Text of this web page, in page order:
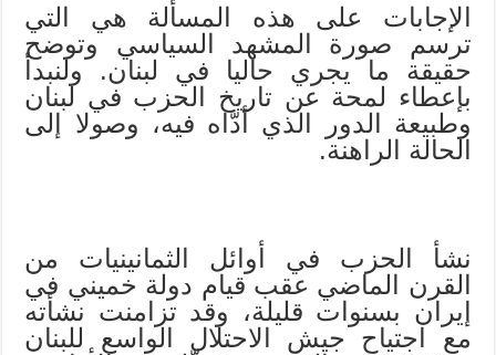
الإجابات على هذه المسألة هي التي
ترسم صورة المشهد السياسي وتوضح
حقيقة ما يجري حاليا في لبنان. ولنبدأ
بإعطاء لمحة عن تاريخ الحزب في لبنان
وطبيعة الدور الذي أدّاه فيه، وصولا إلى
الحالة الراهنة.
نشأ الحزب في أوائل الثمانينيات من
القرن الماضي عقب قيام دولة خميني في
إيران بسنوات قليلة، وقد تزامنت نشأته
مع اجتياح جيش الاحتلال الواسع للبنان